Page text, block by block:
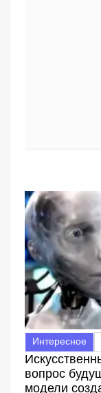
Интересное
вопрос
модели